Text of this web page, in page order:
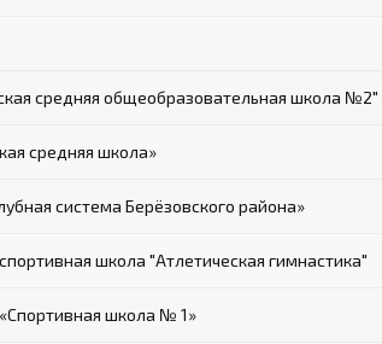
средняя общеобразовательная школа №2"
средняя школа»
система Берёзовского района»
школа "Атлетическая гимнастика"
школа № 1»